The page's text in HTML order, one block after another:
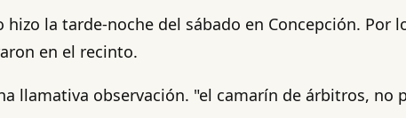
la tarde-noche del sábado en Concepción. Por
en el recinto.
observación. "el camarín de árbitros, no